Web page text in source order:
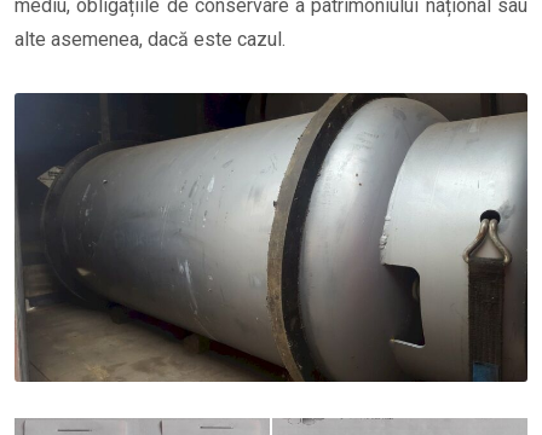
mediu, obligațiile de conservare a patrimoniului național sau
alte asemenea, dacă este cazul.